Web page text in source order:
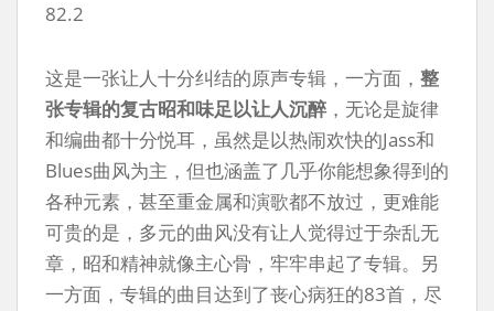
82.2
这是一张让人十分纠结的原声专辑，一方面， 整
张专辑的复古昭和味足以让人沉醉 ，无论是旋律
和编曲都十分悦耳，虽然是以热闹欢快的Jass和
Blues曲风为主，但也涵盖了几乎你能想象得到的
各种元素，甚至重金属和演歌都不放过，更难能
可贵的是，多元的曲风没有让人觉得过于杂乱无
章，昭和精神就像主心骨，牢牢串起了专辑。另
一方面，专辑的曲目达到了丧心病狂的83首，尽